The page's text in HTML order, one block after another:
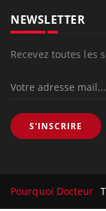
NEWSLETTER
Recevez toutes les
S'INSCRIRE
Pourquoi Docteur